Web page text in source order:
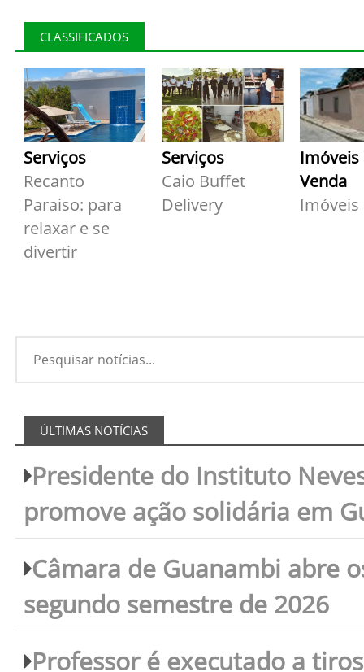
CLASSIFICADOS
Serviços
Recanto
Paraiso: para
relaxar e se
divertir
Serviços
Caio Buffet
Delivery
Imóveis
Venda
Imóveis
ÚLTIMAS NOTÍCIAS
Presidente do Instituto
promove ação solidária em
Câmara de Guanambi abre
segundo semestre de 2026
Professor é executado a